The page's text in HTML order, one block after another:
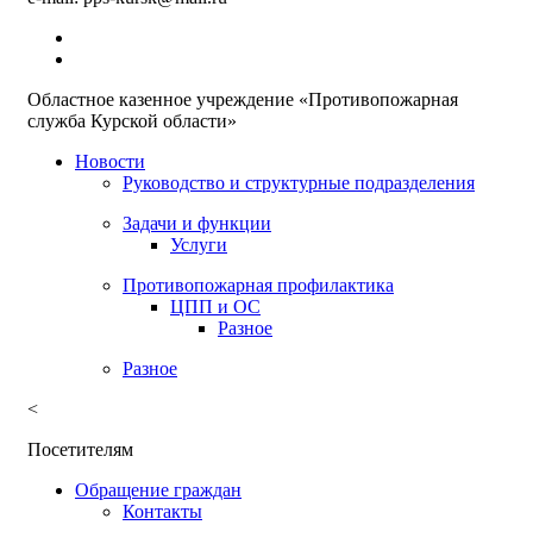
Областное казенное учреждение «Противопожарная
служба Курской области»
Новости
Руководство и структурные подразделения
Задачи и функции
Услуги
Противопожарная профилактика
ЦПП и ОС
Разное
Разное
<
Посетителям
Обращение граждан
Контакты